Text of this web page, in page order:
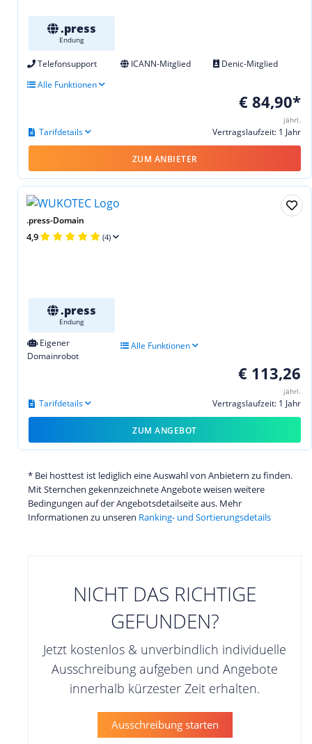
.press
Endung
Telefonsupport ICANN-Mitglied
Denic-Mitglied
Alle Funktionen
€ 84,90*
jährl.
Vertragslaufzeit: 1 Jahr
Tarifdetails
ZUM ANBIETER
.press-Domain
4,9 (4)
.press
Endung
Eigener
Domainrobot
Alle Funktionen
€ 113,26
jährl.
Vertragslaufzeit: 1 Jahr
Tarifdetails
ZUM ANGEBOT
* Bei hosttest ist lediglich eine Auswahl von Anbietern zu finden.
Mit Sternchen gekennzeichnete Angebote weisen weitere
Bedingungen auf der Angebotsdetailseite aus. Mehr
Informationen zu unseren Ranking- und Sortierungsdetails
NICHT DAS RICHTIGE
GEFUNDEN?
Jetzt kostenlos & unverbindlich individuelle
Ausschreibung aufgeben und Angebote
innerhalb kürzester Zeit erhalten.
Ausschreibung starten